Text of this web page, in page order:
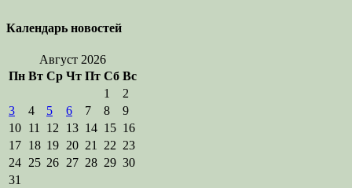
Календарь новостей
Август 2026
Пн Вт Ср Чт Пт Сб Вс
1
2
3
4 5 6 7 8
9
10 11 12 13 14 15 16
17 18 19 20 21 22 23
24 25 26 27 28 29 30
31